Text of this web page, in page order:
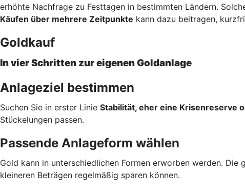
erhöhte Nachfrage zu Festtagen in bestimmten Ländern.
Käufen über mehrere Zeitpunkte kann dazu beitragen,
Goldkauf
In vier Schritten zur eigenen Goldanlage
Anlageziel bestimmen
Suchen Sie in erster Linie Stabilität, eher eine Krisenreserve
Stückelungen passen.
Passende Anlageform wählen
Gold kann in unterschiedlichen Formen erworben werden. Die
kleineren Beträgen regelmäßig sparen können.